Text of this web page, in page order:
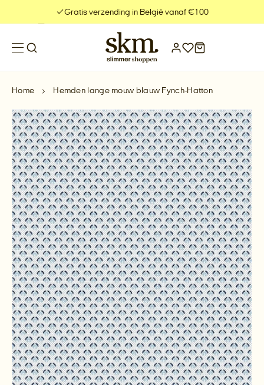
Gratis verzending in België vanaf €100
Home Hemden lange mouw blauw Fynch-Hatton